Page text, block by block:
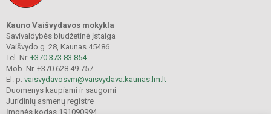
Kauno Vaišvydavos mokykla
Savivaldybės biudžetinė įstaiga
Vaišvydo g. 28, Kaunas 45486
Tel. Nr. +370 373 83 854
Mob. Nr. +370 628 49 757
El. p. vaisvydavosvm@vaisvydava.kaunas.lm.lt
Duomenys kaupiami ir saugomi
Juridinių asmenų registre
Įmonės kodas 191090994